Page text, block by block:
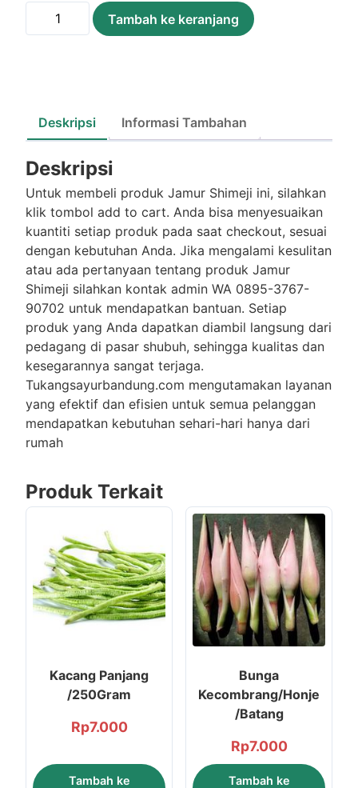
Kuantitas
Jamur
Tambah ke keranjang
Deskripsi Informasi Tambahan
Deskripsi
Untuk membeli produk Jamur Shimeji ini, silahkan
klik tombol add to cart. Anda bisa menyesuaikan
kuantiti setiap produk pada saat checkout, sesuai
dengan kebutuhan Anda. Jika mengalami kesulitan
atau ada pertanyaan tentang produk Jamur
Shimeji silahkan kontak admin WA 0895-3767-
90702 untuk mendapatkan bantuan. Setiap
produk yang Anda dapatkan diambil langsung dari
pedagang di pasar shubuh, sehingga kualitas dan
kesegarannya sangat terjaga.
Tukangsayurbandung.com mengutamakan layanan
yang efektif dan efisien untuk semua pelanggan
mendapatkan kebutuhan sehari-hari hanya dari
rumah
Produk Terkait
Kacang Panjang
/250Gram
Rp7.000
Tambah ke
Bunga
Kecombrang/Honje
/Batang
Rp7.000
Tambah ke